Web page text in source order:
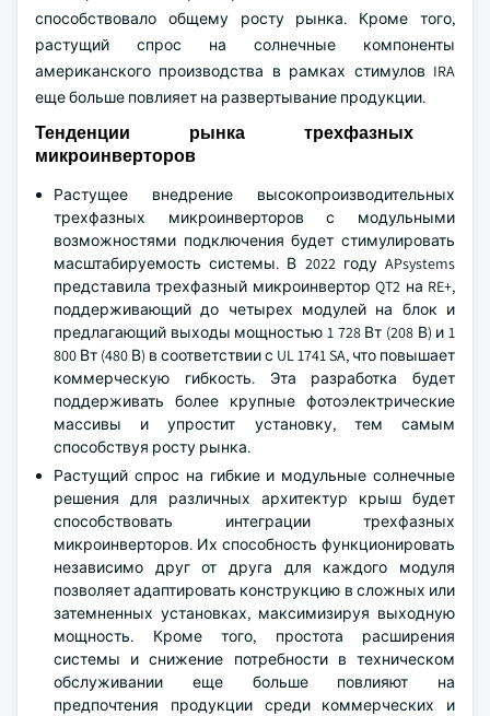
способствовало общему росту рынка. Кроме того,
растущий спрос на солнечные компоненты
американского производства в рамках стимулов IRA
еще больше повлияет на развертывание продукции.
Тенденции рынка трехфазных
микроинверторов
Растущее внедрение высокопроизводительных
трехфазных микроинверторов с модульными
возможностями подключения будет стимулировать
масштабируемость системы. В 2022 году APsystems
представила трехфазный микроинвертор QT2 на RE+,
поддерживающий до четырех модулей на блок и
предлагающий выходы мощностью 1 728 Вт (208 В) и 1
800 Вт (480 В) в соответствии с UL 1741 SA, что повышает
коммерческую гибкость. Эта разработка будет
поддерживать более крупные фотоэлектрические
массивы и упростит установку, тем самым
способствуя росту рынка.
Растущий спрос на гибкие и модульные солнечные
решения для различных архитектур крыш будет
способствовать интеграции трехфазных
микроинверторов. Их способность функционировать
независимо друг от друга для каждого модуля
позволяет адаптировать конструкцию в сложных или
затемненных установках, максимизируя выходную
мощность. Кроме того, простота расширения
системы и снижение потребности в техническом
обслуживании еще больше повлияют на
предпочтения продукции среди коммерческих и